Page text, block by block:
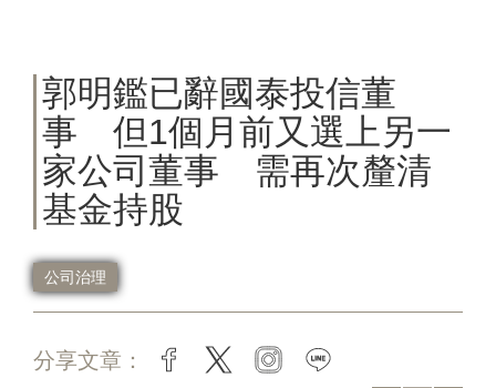
郭明鑑已辭國泰投信董
事 但1個月前又選上另一
家公司董事 需再次釐清
基金持股
公司治理
分享文章： facebook
twitter instagram